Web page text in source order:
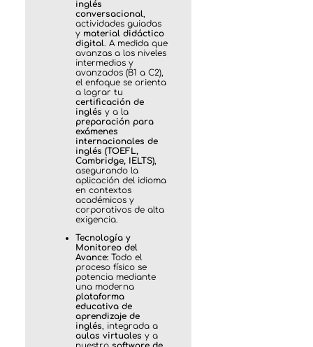
inglés
conversacional,
actividades guiadas
y material didáctico
digital. A medida que
avanzas a los niveles
intermedios y
avanzados (B1 a C2),
el enfoque se orienta
a lograr tu
certificación de
inglés y a la
preparación para
exámenes
internacionales de
inglés (TOEFL,
Cambridge, IELTS),
asegurando la
aplicación del idioma
en contextos
académicos y
corporativos de alta
exigencia.
Tecnología y
Monitoreo del
Avance:Todo el
proceso físico se
potencia mediante
una moderna
plataforma
educativa de
aprendizaje de
inglés, integrada a
aulas virtuales y a